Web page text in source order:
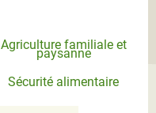
Agriculture familiale et
paysanne
Sécurité alimentaire